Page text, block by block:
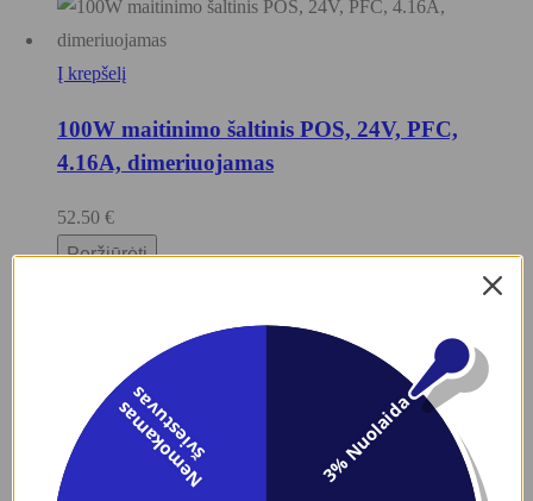
Į krepšelį
100W maitinimo šaltinis POS, 24V, PFC,
4.16A, dimeriuojamas
52.50 €
Peržiūrėti
200W maitinimo šaltinis FTPC, 48V, 4.2A
62.79 3% Nuolaida
N
e
m
o
k
a
m
a
s
š
v
i
e
s
t
u
v
a
s